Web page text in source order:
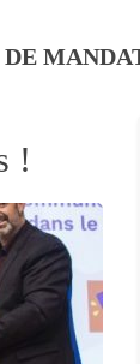
DE
!